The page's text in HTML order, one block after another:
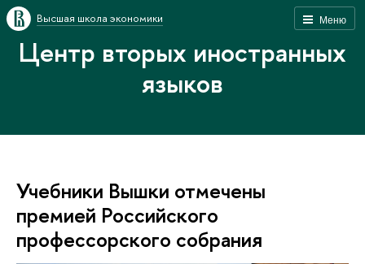
Меню
Высшая школа экономики
Центр вторых иностранных
языков
Учебники Вышки отмечены
премией Российского
профессорского собрания